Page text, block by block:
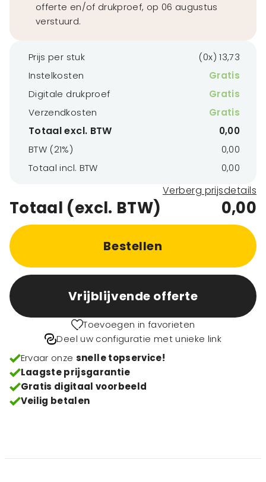
offerte en/of drukproef, op 06 augustus
verstuurd.
Prijs per stuk
(0x) 13,73
Instelkosten
Gratis
Digitale drukproef
Gratis
Verzendkosten
Gratis
Totaal excl. BTW
0,00
BTW (21%)
0,00
Totaal incl. BTW
0,00
Verberg prijsdetails
Totaal (excl. BTW) 0,00
Bestellen
Vrijblijvende offerte
Toevoegen in favorieten
Deel uw configuratie met unieke link
Ervaar onze snelle topservice!
Laagste prijsgarantie
Gratis digitaal voorbeeld
Veilig betalen